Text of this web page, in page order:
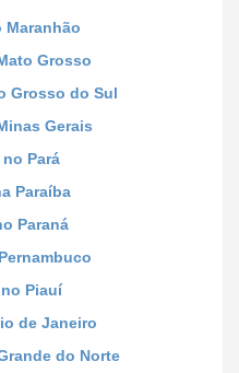
Maranhão
Grosso
Grosso do Sul
Gerais
Pará
Paraíba
Paraná
Piauí
de Janeiro
do Norte